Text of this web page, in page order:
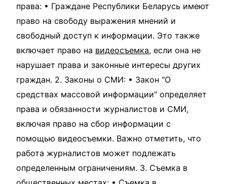
права: • Граждане Республики Беларусь имеют
право на свободу выражения мнений и
свободный доступ к информации. Это также
включает право на видеосъемка, если она не
нарушает права и законные интересы других
граждан. 2. Законы о СМИ: • Закон "О
средствах массовой информации" определяет
права и обязанности журналистов и СМИ,
включая право на сбор информации с
помощью видеосъемки. Важно отметить, что
работа журналистов может подлежать
определенным ограничениям. 3. Съемка в